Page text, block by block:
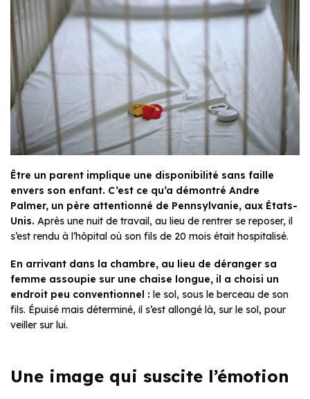
Être un parent implique une disponibilité sans faille
envers son enfant. C’est ce qu’a démontré Andre
Palmer, un père attentionné de Pennsylvanie, aux États-
Unis. Après une nuit de travail, au lieu de rentrer se reposer, il
s’est rendu à l’hôpital où son fils de 20 mois était hospitalisé.
En arrivant dans la chambre, au lieu de déranger sa
femme assoupie sur une chaise longue, il a choisi un
endroit peu conventionnel : le sol, sous le berceau de son
fils. Épuisé mais déterminé, il s’est allongé là, sur le sol, pour
veiller sur lui.
Une image qui suscite l’émotion